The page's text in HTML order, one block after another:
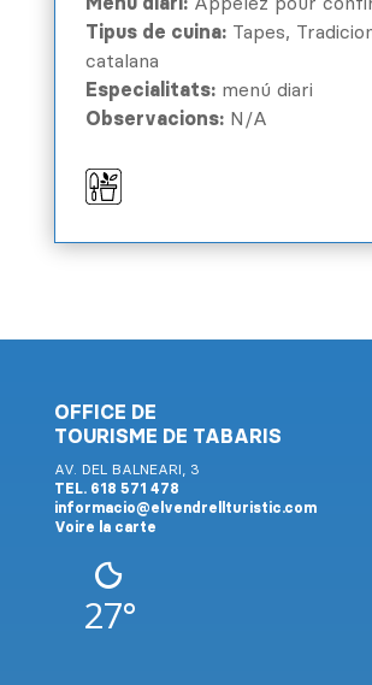
Tipus de cuina:Tapes,
catalana
Especialitats:menú diari
Observacions:N/A
OFFICE DE
TOURISME DE TABARIS
AV. DEL BALNEARI, 3
TEL. 618 571 478
informacio@elvendrellturistic.com
Voire la carte
27°